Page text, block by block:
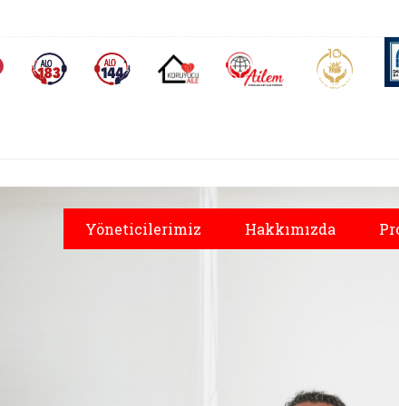
Sıkça Sorulan SorularAlo 183 (yeni sekmede açılır)Alo 144 (yeni sekmede açılır)Koruyucu Aile (yeni sekmede açılır)
AİLEM İletişim Aile ve
Yöneticilerimiz Hakkımızda